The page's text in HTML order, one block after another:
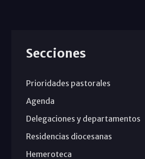
Secciones
Prioridades pastorales
Agenda
Delegaciones y departamentos
Residencias diocesanas
Hemeroteca